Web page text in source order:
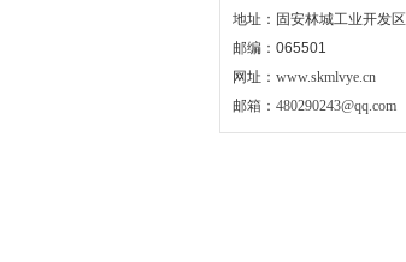
地址：固安林城工业开发区
邮编：065501
网址： www.skmlvye.cn
邮箱： 480290243@qq.com